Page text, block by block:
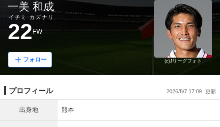
一美 和成
イチミ カズナリ
22 FW
フォロー (c)Jリーグフォト
プロフィール 2026/8/7 17:09
出身地 熊本